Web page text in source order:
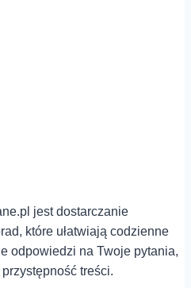
jest dostarczanie
które ułatwiają codzienne
odpowiedzi na Twoje pytania,
treści.